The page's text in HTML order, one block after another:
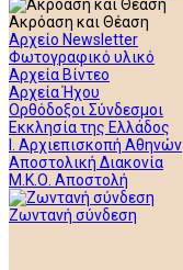
Ακρόαση και Θέαση
Αρχείο Newsletter
Φωτογραφικό υλικό
Αρχεία Βίντεο
Αρχεία Ήχου
Ορθόδοξοι Σύνδεσμοι
Εκκλησία της Ελλάδος
Ι. Αρχιεπισκοπή Αθηνών
Αποστολική Διακονία
Μ.Κ.Ο. Αποστολή
Ζωντανή σύνδεση